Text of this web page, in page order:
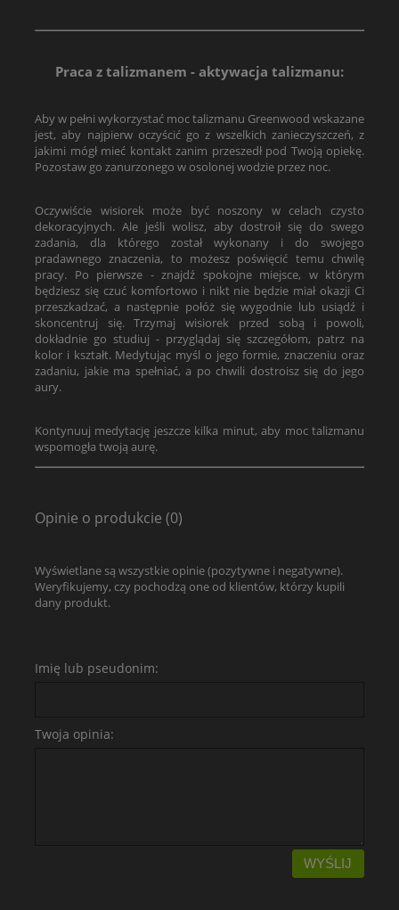
Praca z talizmanem - aktywacja talizmanu:
Aby w pełni wykorzystać moc talizmanu Greenwood wskazane
jest, aby najpierw oczyścić go z wszelkich zanieczyszczeń, z
jakimi mógł mieć kontakt zanim przeszedł pod Twoją opiekę.
Pozostaw go zanurzonego w osolonej wodzie przez noc.
Oczywiście wisiorek może być noszony w celach czysto
dekoracyjnych. Ale jeśli wolisz, aby dostroił się do swego
zadania, dla którego został wykonany i do swojego
pradawnego znaczenia, to możesz poświęcić temu chwilę
pracy. Po pierwsze - znajdź spokojne miejsce, w którym
będziesz się czuć komfortowo i nikt nie będzie miał okazji Ci
przeszkadzać, a następnie połóż się wygodnie lub usiądź i
skoncentruj się. Trzymaj wisiorek przed sobą i powoli,
dokładnie go studiuj - przyglądaj się szczegółom, patrz na
kolor i kształt. Medytując myśl o jego formie, znaczeniu oraz
zadaniu, jakie ma spełniać, a po chwili dostroisz się do jego
aury.
Kontynuuj medytację jeszcze kilka minut, aby moc talizmanu
wspomogła twoją aurę.
Opinie o produkcie (0)
Wyświetlane są wszystkie opinie (pozytywne i negatywne).
Weryfikujemy, czy pochodzą one od klientów, którzy kupili
dany produkt.
Imię lub pseudonim:
Twoja opinia:
WYŚLIJ